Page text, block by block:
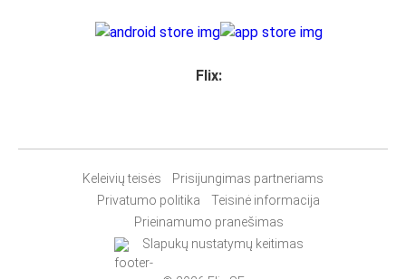
Flix:
Keleivių teisės
Prisijungimas partneriams
Privatumo politika
Teisinė informacija
Prieinamumo pranešimas
Slapukų nustatymų keitimas